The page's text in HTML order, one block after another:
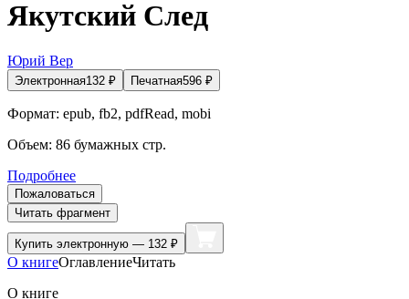
Якутский След
Юрий Вер
Электронная132 ₽ Печатная596 ₽
Формат: epub, fb2, pdfRead, mobi
Объем: 86 бумажных стр.
Подробнее
Пожаловаться
Читать фрагмент
Купить электронную — 132 ₽
О книгеОглавлениеЧитать
О книге